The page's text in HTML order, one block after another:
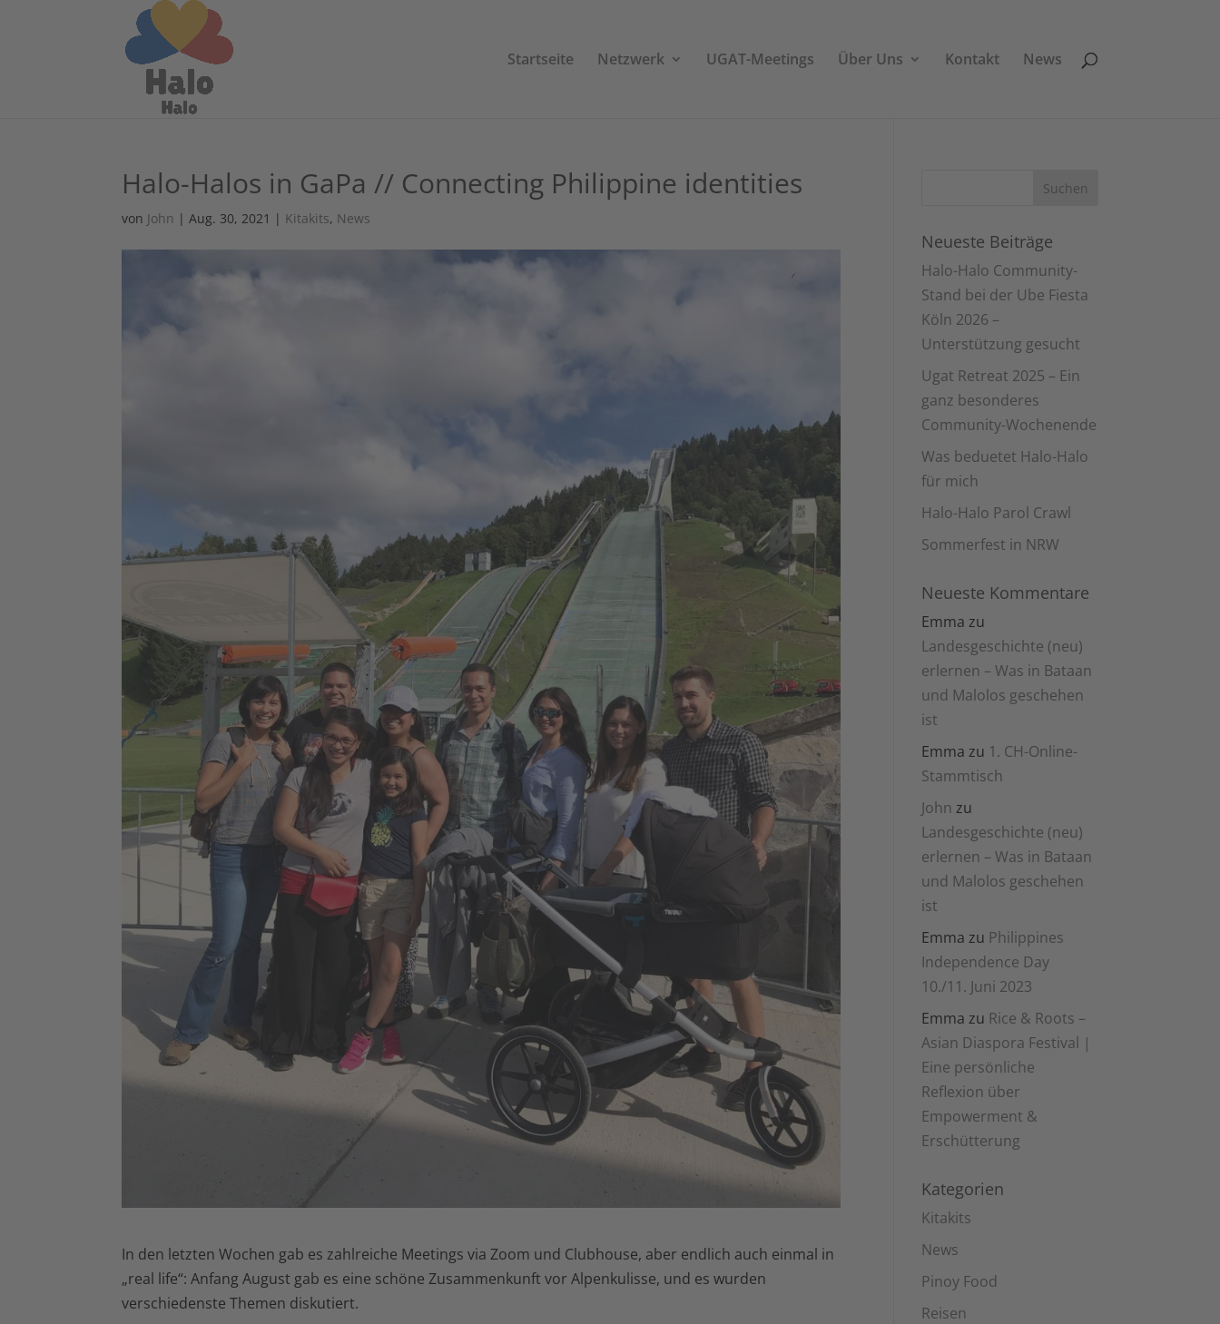
Startseite Netzwerk UGAT-Meetings Über Uns Kontakt News
Halo-Halos in GaPa // Connecting Philippine identities
von John |Aug. 30, 2021 | Kitakits, News
In den letzten Wochen gab es zahlreiche Meetings via Zoom und Clubhouse, aber endlich auch einmal in
„real life“: Anfang August gab es eine schöne Zusammenkunft vor Alpenkulisse, und es wurden
verschiedenste Themen diskutiert.
Neueste Beiträge
Halo-Halo Community-
Stand bei der Ube Fiesta
Köln 2026 –
Unterstützung gesucht
Ugat Retreat 2025 – Ein
ganz besonderes
Community-Wochenende
Was beduetet Halo-Halo
für mich
Halo-Halo Parol Crawl
Sommerfest in NRW
Neueste Kommentare
Emma zu
Landesgeschichte (neu)
erlernen – Was in Bataan
und Malolos geschehen
ist
Emma zu 1. CH-Online-
Stammtisch
John zu
Landesgeschichte (neu)
erlernen – Was in Bataan
und Malolos geschehen
ist
Emma zu Philippines
Independence Day
10./11. Juni 2023
Emma zu Rice & Roots –
Asian Diaspora Festival |
Eine persönliche
Reflexion über
Empowerment &
Erschütterung
Kategorien
Kitakits
News
Pinoy Food
Reisen